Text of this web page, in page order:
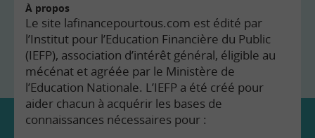
À propos
Le site lafinancepourtous.com est édité par
l’Institut pour l’Education Financière du Public
(IEFP), association d’intérêt général, éligible au
mécénat et agréée par le Ministère de
l’Education Nationale. L’IEFP a été créé pour
aider chacun à acquérir les bases de
connaissances nécessaires pour :